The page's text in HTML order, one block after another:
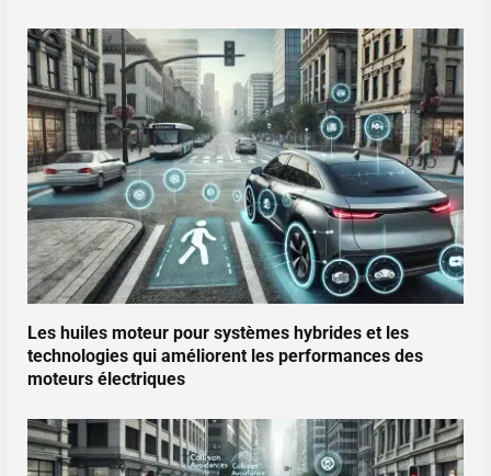
Les huiles moteur pour systèmes hybrides et les
technologies qui améliorent les performances des
moteurs électriques